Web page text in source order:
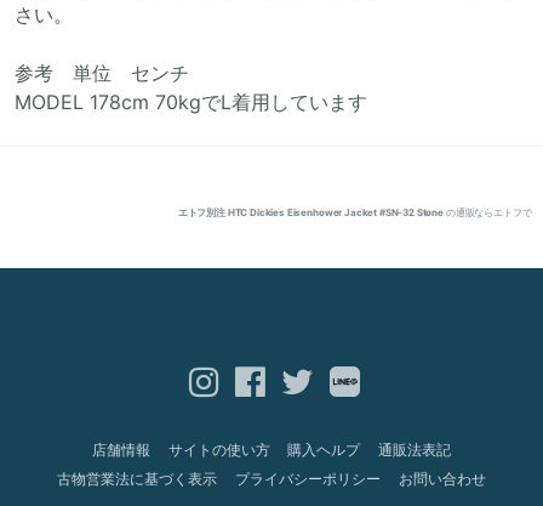
さい。
参考 単位 センチ
MODEL 178cm 70kgでL着用しています
エトフ別注 HTC Dickies Eisenhower Jacket #SN-32 Stone の通販ならエトフで
店舗情報 サイトの使い方 購入ヘルプ
通販法表記
古物営業法に基づく表示
プライバシーポリシー お問い合わせ